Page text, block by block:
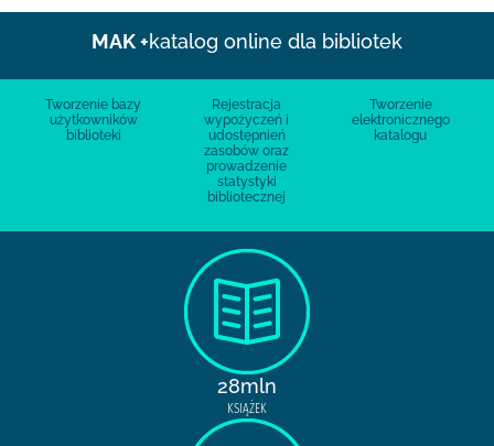
MAK +katalog online dla bibliotek
Tworzenie bazy
użytkowników
biblioteki
Rejestracja
wypożyczeń i
udostępnień
zasobów oraz
prowadzenie
statystyki
bibliotecznej
Tworzenie
elektronicznego
katalogu
28mln
KSIĄŻEK